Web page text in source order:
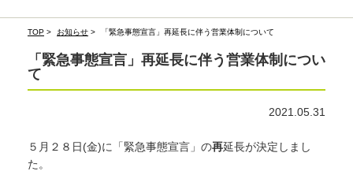
TOP > お知らせ > 「緊急事態宣言」再延長に伴う営業体制について
「緊急事態宣言」再延長に伴う営業体制につい
て
2021.05.31
５月２８日(金)に「緊急事態宣言」の再延長が決定しまし
た。